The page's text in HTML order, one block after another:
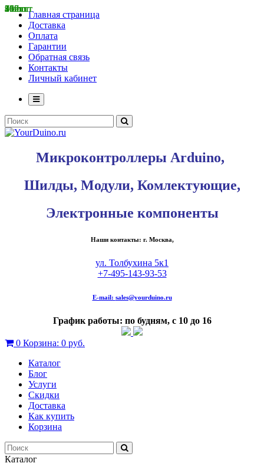
Главная страница
Доставка
Оплата
Гарантии
Обратная связь
Контакты
Личный кабинет
Микроконтроллеры Arduino,
Шилды, Модули, Комлектующие,
Электронные компоненты
Наши контакты: г. Москва,
ул. Толбухина 5к1
+7-495-143-93-53
E-mail: sales@yourduino.ru
График работы: по будням, с 10 до 16
0 Корзина: 0 руб.
Каталог
Блог
Услуги
Скидки
Доставка
Как купить
Корзина
Каталог
36 шт
55 шт
267 шт
415 шт
799 шт
3 шт
3 шт
1 шт
100 шт
9 шт
7 шт
46 шт
3 шт